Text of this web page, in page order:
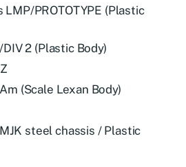
LMP/PROTOTYPE (Plastic
2 (Plastic Body)
(Scale Lexan Body)
steel chassis / Plastic